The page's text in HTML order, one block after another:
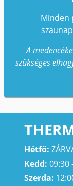
Minden
A
szükséges
Hétfő:
Kedd: 09:30
Szerda: